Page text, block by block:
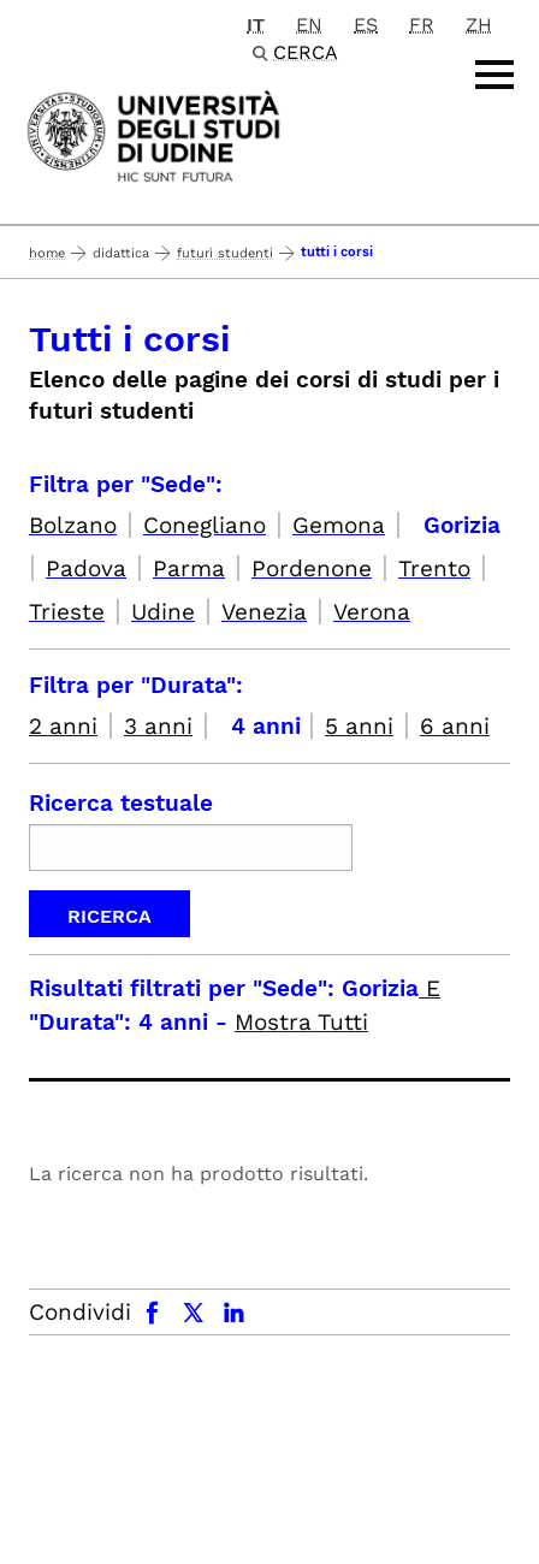
Passa al contenuto principale
IT EN ES FR
ZH
CERCA
home didattica futuri studenti tutti i corsi
Tutti i corsi
Elenco delle pagine dei corsi di studi per i
futuri studenti
Filtra per "Sede":
Bolzano | Conegliano | Gemona | Gorizia
| Padova | Parma | Pordenone | Trento |
Trieste | Udine | Venezia | Verona
Filtra per "Durata":
2 anni | 3 anni | 4 anni | 5 anni | 6 anni
Ricerca testuale
Risultati filtrati per "Sede": Gorizia E
"Durata": 4 anni - Mostra Tutti
La ricerca non ha prodotto risultati.
Condividi
facebook x.com linkedin